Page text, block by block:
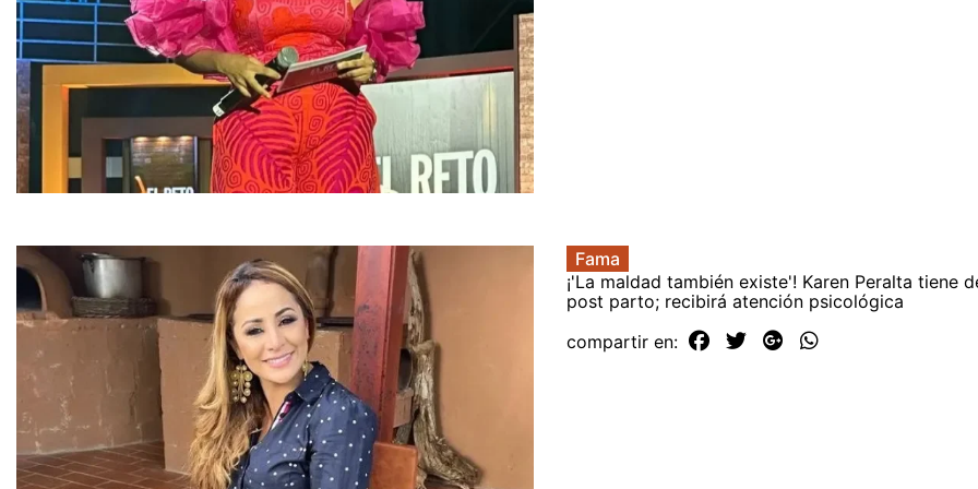
Fama
¡'La maldad también existe'! Karen Peralta tiene
post parto; recibirá atención psicológica
compartir en: